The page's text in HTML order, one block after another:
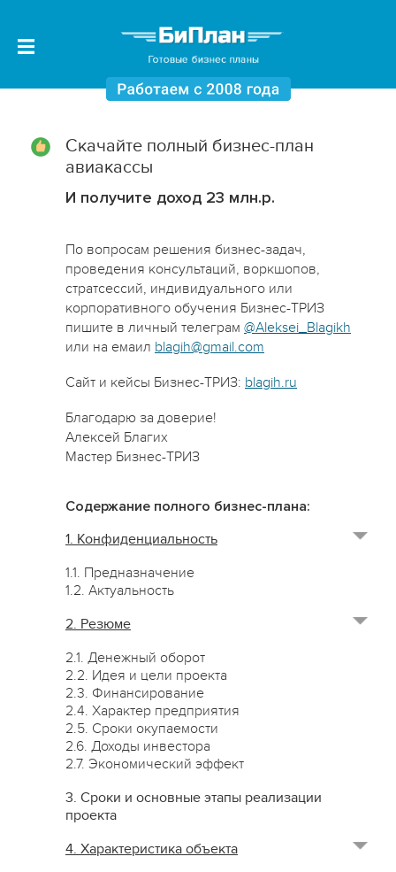
Скачайте полный бизнес-план
авиакассы
И получите доход 23 млн.р.
По вопросам решения бизнес-задач,
проведения консультаций, воркшопов,
стратсессий, индивидуального или
корпоративного обучения Бизнес-ТРИЗ
пишите в личный телеграм @Aleksei_Blagikh
или на емаил blagih@gmail.com
Сайт и кейсы Бизнес-ТРИЗ: blagih.ru
Благодарю за доверие!
Алексей Благих
Мастер Бизнес-ТРИЗ
Содержание полного бизнес-плана:
1. Конфиденциальность
1.1. Предназначение
1.2. Актуальность
2. Резюме
2.1. Денежный оборот
2.2. Идея и цели проекта
2.3. Финансирование
2.4. Характер предприятия
2.5. Сроки окупаемости
2.6. Доходы инвестора
2.7. Экономический эффект
3. Сроки и основные этапы реализации
проекта
4. Характеристика объекта